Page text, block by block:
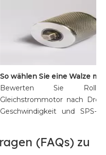
Bewerten Sie
Gleichstrommotor nach
Geschwindigkeit und SPS-
(FAQs) zu